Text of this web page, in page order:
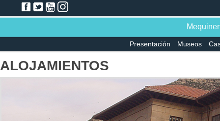
Presentación Museos
ALOJAMIENTOS